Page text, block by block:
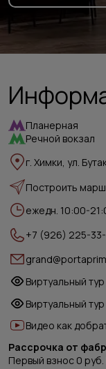
Планерная
Речной вокзал
г. Химки, ул.
Построить
ежедн. 10:00-
+7 (926) 225-
Виртуальный
Виртуальный
Видео как
Рассрочка от
Первый взнос 0